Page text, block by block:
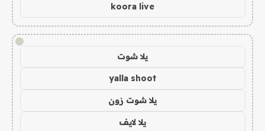
koora live
!
يلا شوت
yalla shoot
يلا شوت زون
يلا لايف